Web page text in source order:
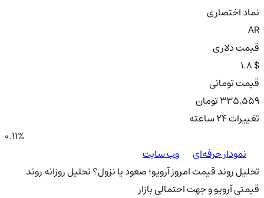
نماد اختصاری
AR
قیمت دلاری
1.8 $
قیمت تومانی
335,559 تومان
تغییرات ۲۴ ساعته
0.11%
نمودار حرفه‌ای
وب سایت
تحلیل روند قیمت امروز آرویو؛ صعود یا نزول؟تحلیل روزانه روند
قیمتی آرویو و جهت احتمالی بازار